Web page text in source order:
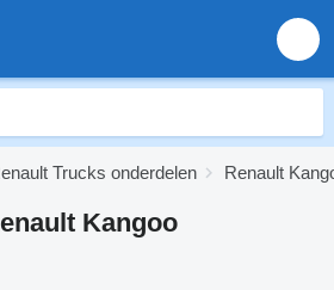
Trucks onderdelen Renault
Kangoo